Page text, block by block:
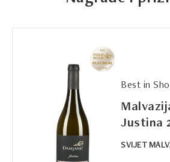
Best in
Justina
SVIJET